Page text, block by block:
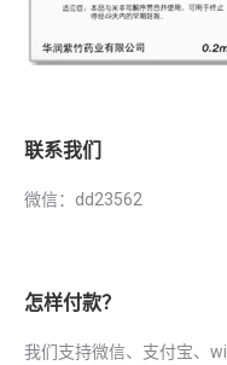
联系我们
微信：dd23562
怎样付款？
我们支持微信、支付宝、